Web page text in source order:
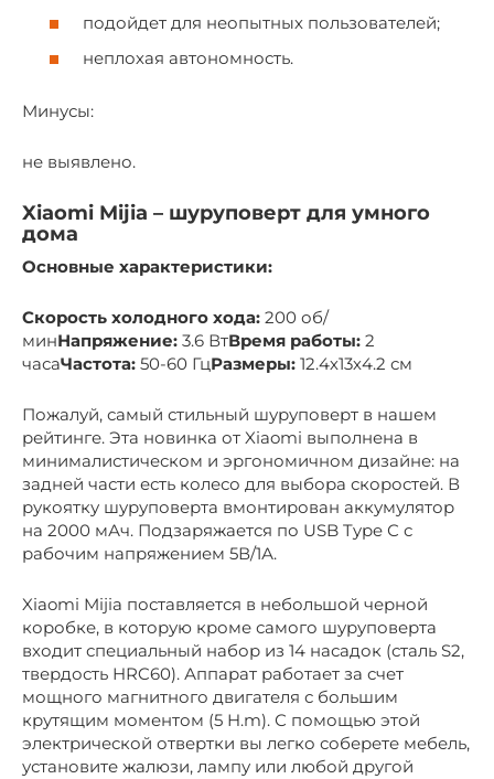
подойдет для неопытных пользователей;
неплохая автономность.
Минусы:
не выявлено.
Xiaomi Mijia – шуруповерт для умного
дома
Основные характеристики:
Скорость холодного хода: 200 об/
минНапряжение: 3.6 ВтВремя работы: 2
часаЧастота: 50-60 ГцРазмеры: 12.4х13х4.2 см
Пожалуй, самый стильный шуруповерт в нашем
рейтинге. Эта новинка от Xiaomi выполнена в
минималистическом и эргономичном дизайне: на
задней части есть колесо для выбора скоростей. В
рукоятку шуруповерта вмонтирован аккумулятор
на 2000 мАч. Подзаряжается по USB Type С с
рабочим напряжением 5В/1А.
Xiaomi Mijia поставляется в небольшой черной
коробке, в которую кроме самого шуруповерта
входит специальный набор из 14 насадок (сталь S2,
твердость HRC60). Аппарат работает за счет
мощного магнитного двигателя с большим
крутящим моментом (5 H.m). С помощью этой
электрической отвертки вы легко соберете мебель,
установите жалюзи, лампу или любой другой